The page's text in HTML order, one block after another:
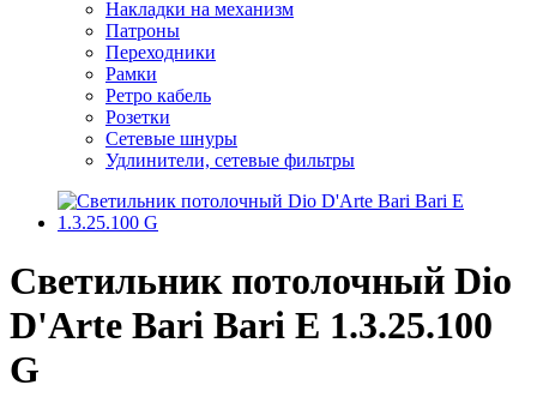
Накладки на механизм
Патроны
Переходники
Рамки
Ретро кабель
Розетки
Сетевые шнуры
Удлинители, сетевые фильтры
Светильник потолочный Dio
D'Arte Bari Bari E 1.3.25.100
G